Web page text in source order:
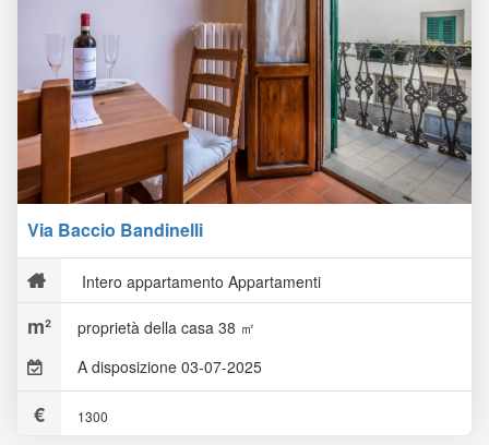
Via Baccio Bandinelli
Intero appartamento Appartamenti
proprietà della casa 38 ㎡
A disposizione 03-07-2025
1300